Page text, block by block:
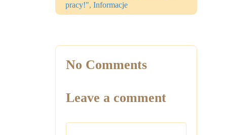
pracy!", Informacje
No Comments
Leave a comment